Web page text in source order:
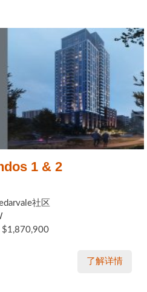
1 & 2
社区
$1,870,900
了解详情